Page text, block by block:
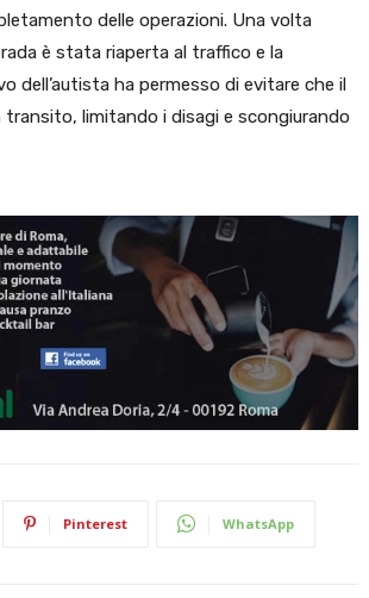
delle operazioni. Una volta
è stata riaperta al traffico e la
dell’autista ha permesso di evitare che il
limitando i disagi e scongiurando
Pinterest WhatsApp